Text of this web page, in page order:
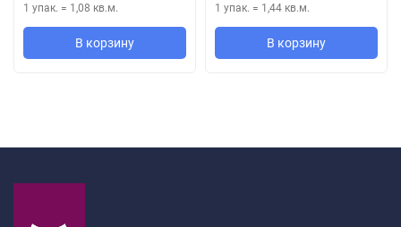
1 упак. = 1,08 кв.м.
В корзину
1 упак. = 1,44 кв.м.
В корзину